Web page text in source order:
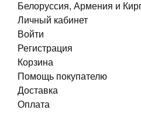
Белоруссия, Армения и
Личный кабинет
Войти
Регистрация
Корзина
Помощь покупателю
Доставка
Оплата